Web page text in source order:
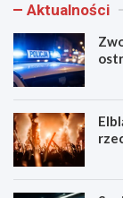
Aktualności